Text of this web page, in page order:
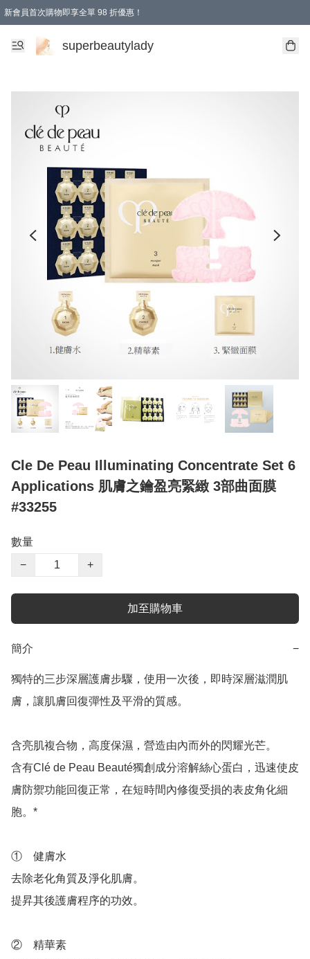
新會員首次購物即享全單 98 折優惠！
會員折扣優惠
superbeautylady
Cle De Peau Illuminating Concentrate Set 6
Applications 肌膚之鑰盈亮緊緻 3部曲面膜
#33255
數量
−
+
加至購物車
簡介 −
獨特的三步深層護膚步驟，使用一次後，即時深層滋潤肌
膚，讓肌膚回復彈性及平滑的質感。
含亮肌複合物，高度保濕，營造由內而外的閃耀光芒。
含有Clé de Peau Beauté獨創成分溶解絲心蛋白，迅速使皮
膚防禦功能回復正常，在短時間內修復受損的表皮角化細
胞。*
①	健膚水
去除老化角質及淨化肌膚。
提昇其後護膚程序的功效。
②	精華素